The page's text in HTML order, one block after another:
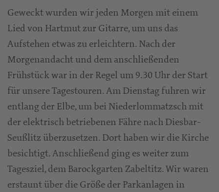
Geweckt wurden wir jeden Morgen mit einem
Lied von Hartmut zur Gitarre, um uns das
Aufstehen etwas zu erleichtern. Nach der
Morgenandacht und dem anschließenden
Frühstück war in der Regel um 9.30 Uhr der Start
für unsere Tagestouren. Am Dienstag fuhren wir
entlang der Elbe, um bei Niederlommatzsch mit
der elektrisch betriebenen Fähre nach Diesbar-
Seußlitz überzusetzen. Dort haben wir die Kirche
besichtigt. Anschließend ging es weiter zum
Tagesziel, dem Barockgarten Zabeltitz. Wir waren
erstaunt über die Größe der Parkanlagen in